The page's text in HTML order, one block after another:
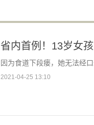
省内首例！13岁女
因为食道下段瘘，她无法经
2021-04-25 13:10